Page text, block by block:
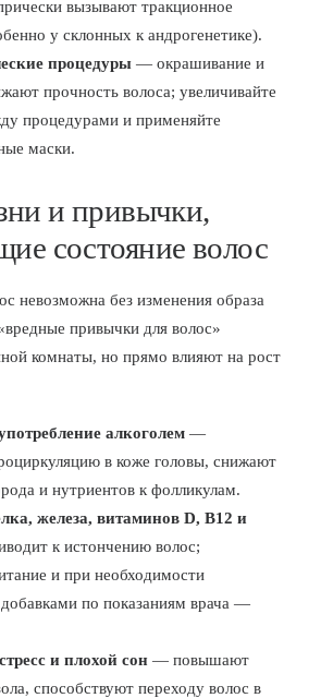
вызывают тракционное
у склонных к андрогенетике).
процедуры — окрашивание и
прочность волоса; увеличивайте
процедурами и применяйте
маски.
и привычки,
состояние волос
невозможна без изменения образа
привычки для волос»
комнаты, но прямо влияют на рост
алкоголем —
в коже головы, снижают
и нутриентов к фолликулам.
железа, витаминов D, B12 и
к истончению волос;
и при необходимости
добавками по показаниям врача —
и плохой сон — повышают
способствуют переходу волос в